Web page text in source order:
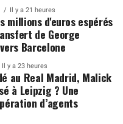
Il y a 21 heures
millions d'euros espérés
de George
Barcelone
Il y a 23 heures
au Real Madrid, Malick
à Leipzig ? Une
d’agents